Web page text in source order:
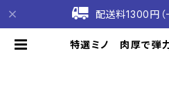
配送料1300円（
特選ミノ 肉厚で弾